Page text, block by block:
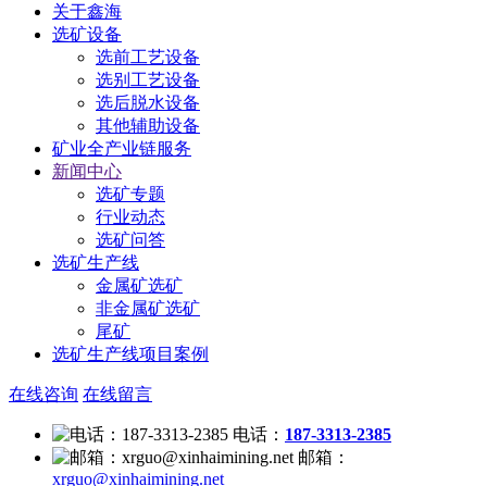
关于鑫海
选矿设备
选前工艺设备
选别工艺设备
选后脱水设备
其他辅助设备
矿业全产业链服务
新闻中心
选矿专题
行业动态
选矿问答
选矿生产线
金属矿选矿
非金属矿选矿
尾矿
选矿生产线项目案例
在线咨询 在线留言
电话： 187-3313-2385
邮箱：
xrguo@xinhaimining.net